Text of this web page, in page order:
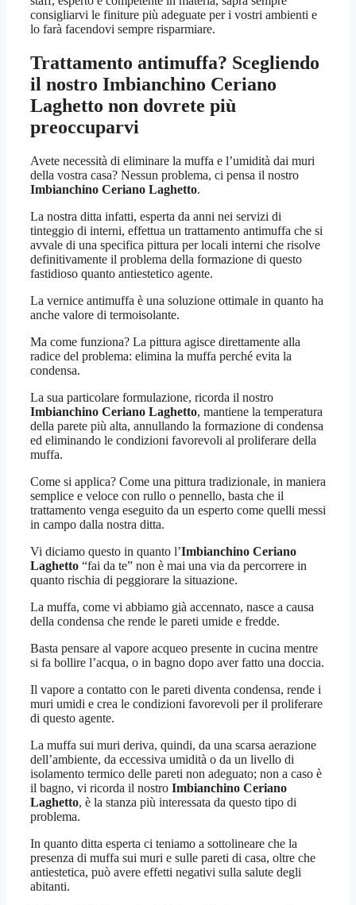
consigliarvi le finiture più adeguate per i vostri ambienti e
lo farà facendovi sempre risparmiare.
Trattamento antimuffa? Scegliendo
il nostro Imbianchino Ceriano
Laghetto non dovrete più
preoccuparvi
Avete necessità di eliminare la muffa e l’umidità dai muri
della vostra casa? Nessun problema, ci pensa il nostro
Imbianchino Ceriano Laghetto.
La nostra ditta infatti, esperta da anni nei servizi di
tinteggio di interni, effettua un trattamento antimuffa che si
avvale di una specifica pittura per locali interni che risolve
definitivamente il problema della formazione di questo
fastidioso quanto antiestetico agente.
La vernice antimuffa è una soluzione ottimale in quanto ha
anche valore di termoisolante.
Ma come funziona? La pittura agisce direttamente alla
radice del problema: elimina la muffa perché evita la
condensa.
La sua particolare formulazione, ricorda il nostro
Imbianchino Ceriano Laghetto, mantiene la temperatura
della parete più alta, annullando la formazione di condensa
ed eliminando le condizioni favorevoli al proliferare della
muffa.
Come si applica? Come una pittura tradizionale, in maniera
semplice e veloce con rullo o pennello, basta che il
trattamento venga eseguito da un esperto come quelli messi
in campo dalla nostra ditta.
Vi diciamo questo in quanto l’Imbianchino Ceriano
Laghetto “fai da te” non è mai una via da percorrere in
quanto rischia di peggiorare la situazione.
La muffa, come vi abbiamo già accennato, nasce a causa
della condensa che rende le pareti umide e fredde.
Basta pensare al vapore acqueo presente in cucina mentre
si fa bollire l’acqua, o in bagno dopo aver fatto una doccia.
Il vapore a contatto con le pareti diventa condensa, rende i
muri umidi e crea le condizioni favorevoli per il proliferare
di questo agente.
La muffa sui muri deriva, quindi, da una scarsa aerazione
dell’ambiente, da eccessiva umidità o da un livello di
isolamento termico delle pareti non adeguato; non a caso è
il bagno, vi ricorda il nostro Imbianchino Ceriano
Laghetto, è la stanza più interessata da questo tipo di
problema.
In quanto ditta esperta ci teniamo a sottolineare che la
presenza di muffa sui muri e sulle pareti di casa, oltre che
antiestetica, può avere effetti negativi sulla salute degli
abitanti.